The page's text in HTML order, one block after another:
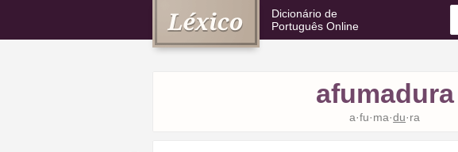
Dicionário de
Português Online
afumadura
a·fu·ma·du·ra